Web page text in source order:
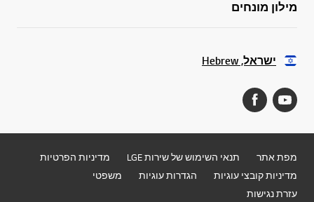
מילון מונחים
ישראל, Hebrew
מפת אתר תנאי השימוש של שירות LGE
מדיניות הפרטיות
מדיניות קובצי עוגיות
הגדרות עוגיות
משפטי
עזרת נגישות